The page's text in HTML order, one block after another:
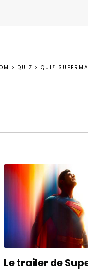
> QUIZ > QUIZ
Le trailer de